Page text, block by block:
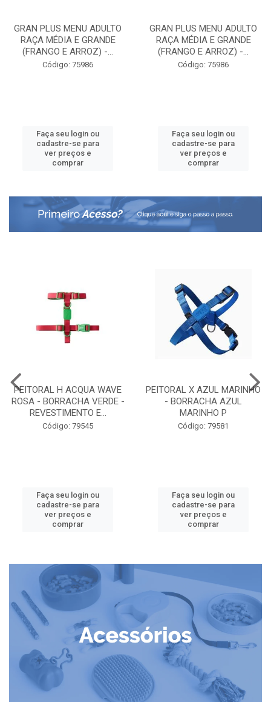
GRAN PLUS MENU ADULTO
RAÇA MÉDIA E GRANDE
(FRANGO E ARROZ) -...
Código: 75986
Faça seu login ou
cadastre-se para
ver preços e
comprar
GRAN PLUS MENU ADULTO
RAÇA MÉDIA E GRANDE
(FRANGO E ARROZ) -...
Código: 75986
Faça seu login ou
cadastre-se para
ver preços e
comprar
PEITORAL H ACQUA WAVE
ROSA - BORRACHA VERDE -
REVESTIMENTO E...
Código: 79545
Faça seu login ou
cadastre-se para
ver preços e
comprar
PEITORAL X AZUL MARINHO
- BORRACHA AZUL
MARINHO P
Código: 79581
Faça seu login ou
cadastre-se para
ver preços e
comprar